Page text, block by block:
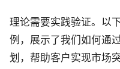
理论需要实践验证。以
例，展示了我们如何通
划，帮助客户实现市场